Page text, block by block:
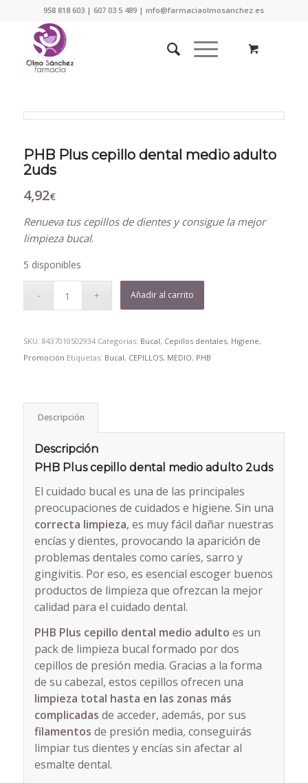
958 818 603 | 607 03 5 489 | info@farmaciaolmosanchez.es
PHB Plus cepillo dental medio adulto
2uds
4,92€
Renueva tus cepillos de dientes y consigue la mejor
limpieza bucal.
5 disponibles
Añadir al carrito
SKU: 8437010502934 Categorías: Bucal, Cepillos dentales, Higiene,
Promoción Etiquetas: Bucal, CEPILLOS, MEDIO, PHB
Descripción
Descripción
PHB Plus cepillo dental medio adulto 2uds
El cuidado bucal es una de las principales
preocupaciones de cuidados e higiene. Sin una
correcta limpieza, es muy fácil dañar nuestras
encías y dientes, provocando la aparición de
problemas dentales como caríes, sarro y
gingivitis. Por eso, es esencial escoger buenos
productos de limpieza que ofrezcan la mejor
calidad para el cuidado dental.
PHB Plus cepillo dental medio adulto es un
pack de limpieza bucal formado por dos
cepillos de presión media. Gracias a la forma
de su cabezal, estos cepillos ofrecen una
limpieza total hasta en las zonas más
complicadas de acceder, además, por sus
filamentos de presión media, conseguirás
limpiar tus dientes y encías sin afectar al
esmalte dental.